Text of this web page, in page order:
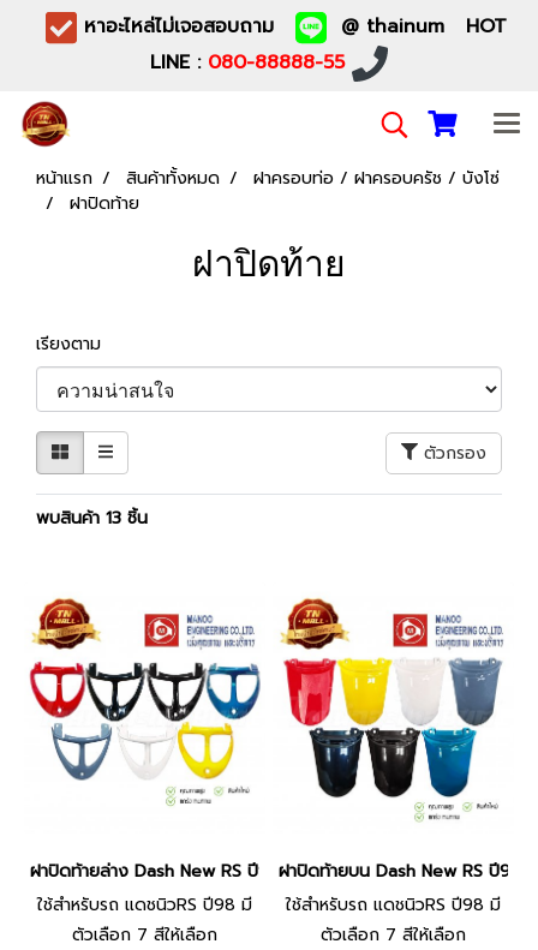
หาอะไหล่ไม่เจอสอบถาม
@ thainum HOT
LINE : 080-88888-55
หน้าแรก สินค้าทั้งหมด
ฝาครอบท่อ / ฝาครอบครัช / บังโซ่
ฝาปิดท้าย
ฝาปิดท้าย
เรียงตาม
ตัวกรอง
พบสินค้า 13 ชิ้น
ฝาปิดท้ายล่าง Dash New RS ปี98 ยี่ห้อ MANOO
ใช้สำหรับรถ แดชนิวRS ปี98 มี
ตัวเลือก 7 สีให้เลือก
ฝาปิดท้ายบน Dash New RS ปี98
ใช้สำหรับรถ แดชนิวRS ปี98 มี
ตัวเลือก 7 สีให้เลือก